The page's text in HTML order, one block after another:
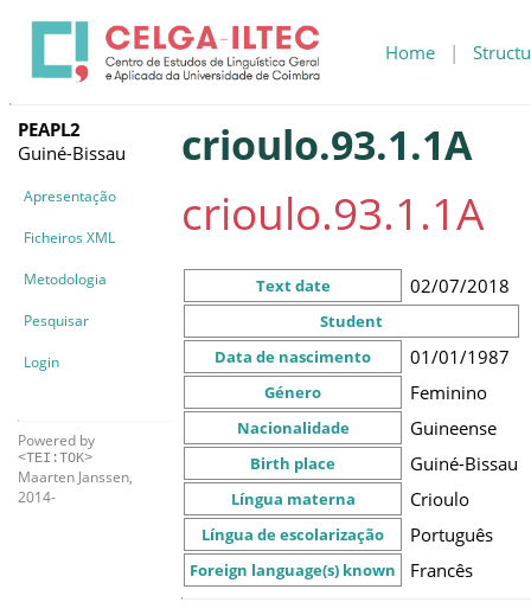
Home |
PEAPL2
Guiné-Bissau
Apresentação
Ficheiros XML
Metodologia
Pesquisar
Login
Powered by
<TEI:TOK>
Maarten Janssen,
2014-
crioulo.93.1.1A
crioulo.93.1.1A
Text date 02/07/2018
Student
Data de nascimento
01/01/1987
Género Feminino
Nacionalidade Guineense
Birth place Guiné-Bissau
Língua materna Crioulo
Língua de escolarização Português
Foreign language(s) known Francês